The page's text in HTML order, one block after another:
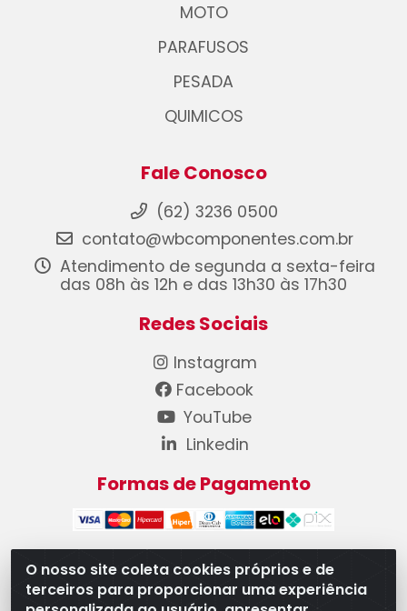
O nosso site coleta cookies próprios e de
terceiros para proporcionar uma experiência
MOTO
PARAFUSOS
PESADA
QUIMICOS
Fale Conosco
(62) 3236 0500
contato@wbcomponentes.com.br
Atendimento de segunda a sexta-feira
das 08h às 12h e das 13h30 às 17h30
Redes Sociais
Instagram
Facebook
YouTube
Linkedin
Formas de Pagamento
WB Componentes Automotivos LTDA - CNPJ